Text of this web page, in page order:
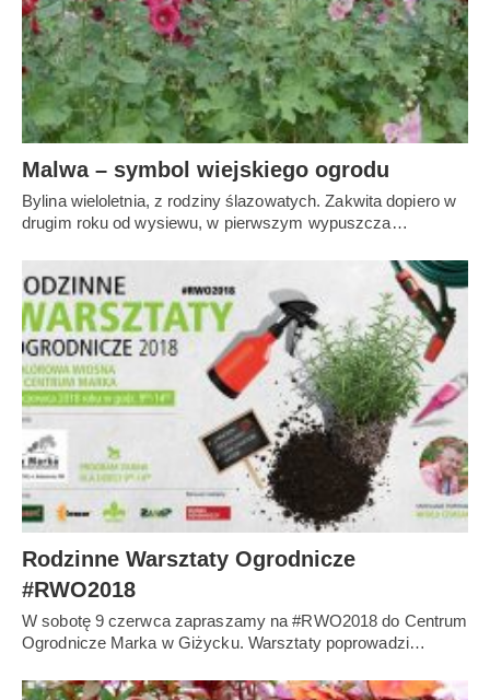
Malwa – symbol wiejskiego ogrodu
Bylina wieloletnia, z rodziny ślazowatych. Zakwita dopiero w
drugim roku od wysiewu, w pierwszym wypuszcza…
Rodzinne Warsztaty Ogrodnicze
#RWO2018
W sobotę 9 czerwca zapraszamy na #RWO2018 do Centrum
Ogrodnicze Marka w Giżycku. Warsztaty poprowadzi…